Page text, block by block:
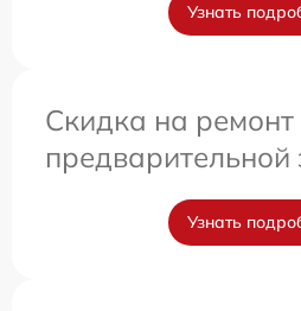
Узнать
Скидка на
предварительной
Узнать